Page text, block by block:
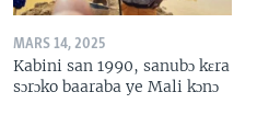
MARS 14, 2025
Kabini san 1990, sanubɔ kɛra
sɔrɔko baaraba ye Mali kɔnɔ